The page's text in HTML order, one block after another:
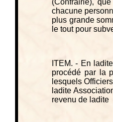
(Confrairie),
chacune
plus grande
le tout pour
ITEM. - En
procédé par la
lesquels
ladite
revenu de ladite